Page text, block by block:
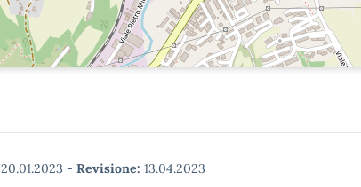
20.01.2023 - Revisione: 13.04.2023